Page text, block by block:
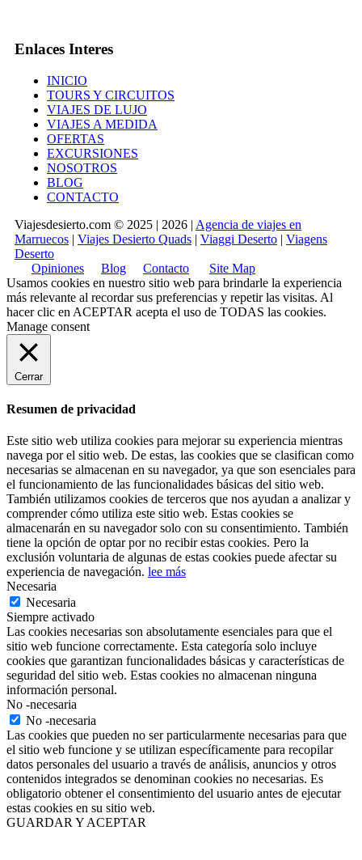
Enlaces Interes
INICIO
TOURS Y CIRCUITOS
VIAJES DE LUJO
VIAJES A MEDIDA
OFERTAS
EXCURSIONES
NOSOTROS
BLOG
CONTACTO
Viajesdesierto.com © 2025 | 2026 | Agencia de viajes en
Marruecos | Viajes Desierto Quads | Viaggi Deserto | Viagens
Deserto
Opiniones
Blog Contacto
Site Map
Usamos cookies en nuestro sitio web para brindarle la experiencia
más relevante al recordar sus preferencias y repetir las visitas. Al
hacer clic en ACEPTAR acepta el uso de TODAS las cookies.
Manage consent
Cerrar
Resumen de privacidad
Este sitio web utiliza cookies para mejorar su experiencia mientras
navega por el sitio web. De estas, las cookies que se clasifican como
necesarias se almacenan en su navegador, ya que son esenciales para
el funcionamiento de las funcionalidades básicas del sitio web.
También utilizamos cookies de terceros que nos ayudan a analizar y
comprender cómo utiliza este sitio web. Estas cookies se
almacenarán en su navegador solo con su consentimiento. También
tiene la opción de optar por no recibir estas cookies. Pero la
exclusión voluntaria de algunas de estas cookies puede afectar su
experiencia de navegación. lee más
Necesaria
Necesaria
Siempre activado
Las cookies necesarias son absolutamente esenciales para que el
sitio web funcione correctamente. Esta categoría solo incluye
cookies que garantizan funcionalidades básicas y características de
seguridad del sitio web. Estas cookies no almacenan ninguna
información personal.
No -necesaria
No -necesaria
Las cookies que pueden no ser particularmente necesarias para que
el sitio web funcione y se utilizan específicamente para recopilar
datos personales del usuario a través de análisis, anuncios y otros
contenidos integrados se denominan cookies no necesarias. Es
obligatorio obtener el consentimiento del usuario antes de ejecutar
estas cookies en su sitio web.
GUARDAR Y ACEPTAR